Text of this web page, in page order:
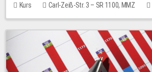
Kurs Carl-Zeiß-Str. 3 – SR 1100, MMZ